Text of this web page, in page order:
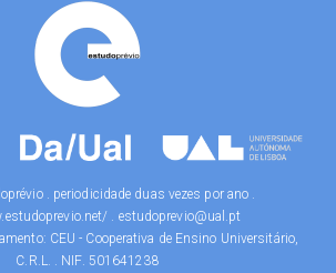
. periodicidade duas vezes por ano .
. estudoprevio@ual.pt
CEU - Cooperativa de Ensino Universitário,
C.R.L. . NIF. 501641238